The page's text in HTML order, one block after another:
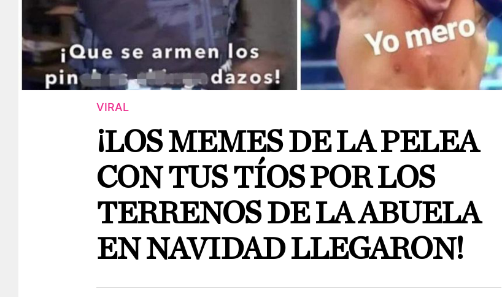
VIRAL
¡LOS MEMES DE LA PELEA
CON TUS TÍOS POR LOS
TERRENOS DE LA ABUELA
EN NAVIDAD LLEGARON!